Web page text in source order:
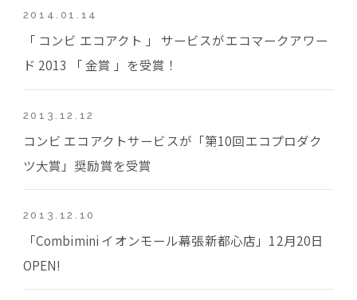
2014.01.14
「 コンビ エコアクト 」 サービスがエコマークアワー
ド 2013 「 金賞 」を受賞！
2013.12.12
コンビ エコアクトサービスが「第10回エコプロダク
ツ大賞」奨励賞を受賞
2013.12.10
「Combimini イオンモール幕張新都心店」12月20日
OPEN!